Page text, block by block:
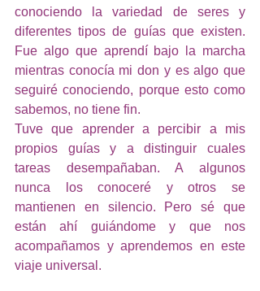
conociendo la variedad de seres y
diferentes tipos de guías que existen.
Fue algo que aprendí bajo la marcha
mientras conocía mi don y es algo que
seguiré conociendo, porque esto como
sabemos, no tiene fin.
Tuve que aprender a percibir a mis
propios guías y a distinguir cuales
tareas desempañaban. A algunos
nunca los conoceré y otros se
mantienen en silencio. Pero sé que
están ahí guiándome y que nos
acompañamos y aprendemos en este
viaje universal.